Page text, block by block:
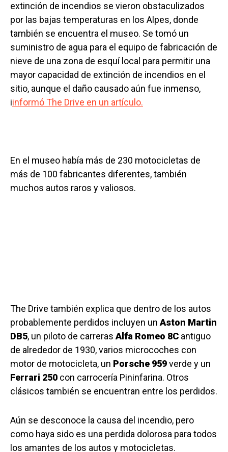
extinción de incendios se vieron obstaculizados
por las bajas temperaturas en los Alpes, donde
también se encuentra el museo. Se tomó un
suministro de agua para el equipo de fabricación de
nieve de una zona de esquí local para permitir una
mayor capacidad de extinción de incendios en el
sitio, aunque el daño causado aún fue inmenso,
iinformó The Drive en un artículo.
En el museo había más de 230 motocicletas de
más de 100 fabricantes diferentes, también
muchos autos raros y valiosos.
The Drive también explica que dentro de los autos
probablemente perdidos incluyen unAston Martin
DB5, un piloto de carrerasAlfa Romeo 8C antiguo
de alrededor de 1930, varios microcoches con
motor de motocicleta, un Porsche 959verde y un
Ferrari 250 con carrocería Pininfarina. Otros
clásicos también se encuentran entre los perdidos.
Aún se desconoce la causa del incendio, pero
como haya sido es una perdida dolorosa para todos
los amantes de los autos y motocicletas.